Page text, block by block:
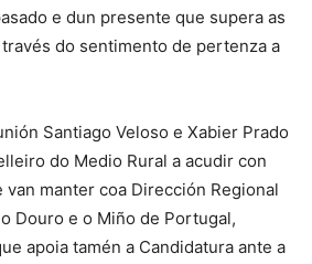
e dun presente que supera as
do sentimento de pertenza a
Santiago Veloso e Xabier Prado
do Medio Rural a acudir con
manter coa Dirección Regional
Douro e o Miño de Portugal,
apoia tamén a Candidatura ante a